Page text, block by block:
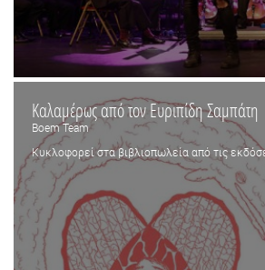
Καλαμέρως από τον Ευριπίδη Σαμπάτη
Boem Team
Κυκλοφορεί στα βιβλιοπωλεία από τις